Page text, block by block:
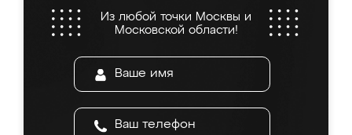
Из любой точки Москвы и
Московской области!